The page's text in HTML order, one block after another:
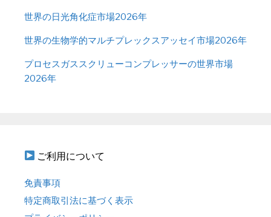
世界の日光角化症市場2026年
世界の生物学的マルチプレックスアッセイ市場2026年
プロセスガススクリューコンプレッサーの世界市場
2026年
ご利用について
免責事項
特定商取引法に基づく表示